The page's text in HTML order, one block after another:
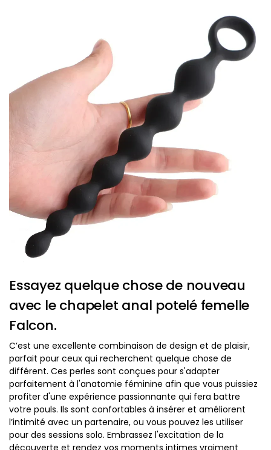
Essayez quelque chose de nouveau
avec le chapelet anal potelé femelle
Falcon.
C’est une excellente combinaison de design et de plaisir,
parfait pour ceux qui recherchent quelque chose de
différent. Ces perles sont conçues pour s'adapter
parfaitement à l'anatomie féminine afin que vous puissiez
profiter d'une expérience passionnante qui fera battre
votre pouls. Ils sont confortables à insérer et améliorent
l’intimité avec un partenaire, ou vous pouvez les utiliser
pour des sessions solo. Embrassez l'excitation de la
découverte et rendez vos moments intimes vraiment